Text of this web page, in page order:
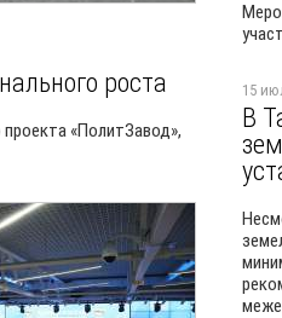
роста
«ПолитЗавод»,
15
В